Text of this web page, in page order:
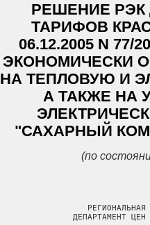
РЕШЕНИЕ РЭК
ТАРИФОВ
06.12.2005 N
ЭКОНОМИЧЕСКИ
НА ТЕПЛОВУЮ И
А ТАКЖЕ НА
"САХАРНЫЙ
(по
ДЕПАРТАМЕНТ